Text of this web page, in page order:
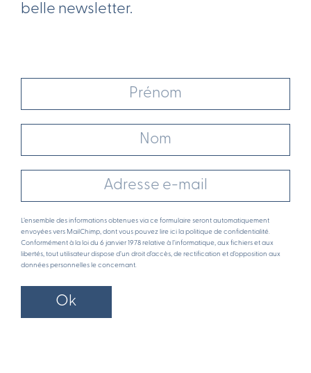
belle newsletter.
L’ensemble des informations obtenues via ce formulaire seront automatiquement
envoyées vers MailChimp, dont vous pouvez lire ici la politique de confidentialité.
Conformément à la loi du 6 janvier 1978 relative à l’informatique, aux fichiers et aux
libertés, tout utilisateur dispose d’un droit d’accès, de rectification et d’opposition aux
données personnelles le concernant.
Ok